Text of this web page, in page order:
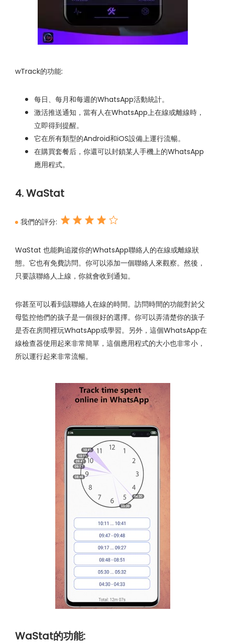
wTrack的功能:
每日、每月和每週的WhatsApp活動統計。
激活推送通知，當有人在WhatsApp上在線或離線時，
立即得到提醒。
它在所有類型的Android和iOS設備上運行流暢。
在購買套餐后，你還可以封鎖某人手機上的WhatsApp
應用程式。
4. WaStat
我們的評分:
WaStat 也能夠追蹤你的WhatsApp聯絡人的在線或離線狀
態。它也有免費訪問。你可以添加一個聯絡人來觀察。然後，
只要該聯絡人上線，你就會收到通知。
你甚至可以看到該聯絡人在線的時間。訪問時間的功能對於父
母監控他們的孩子是一個很好的選擇。你可以弄清楚你的孩子
是否在房間裡玩WhatsApp或學習。另外，這個WhatsApp在
線檢查器使用起來非常簡單，這個應用程式的大小也非常小，
所以運行起來非常流暢。
WaStat的功能: